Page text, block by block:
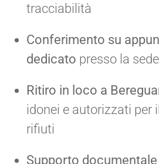
tracciabilità
Conferimento su
dedicato presso la
Ritiro in loco a
idonei e autorizzati per
rifiuti
Supporto documentale